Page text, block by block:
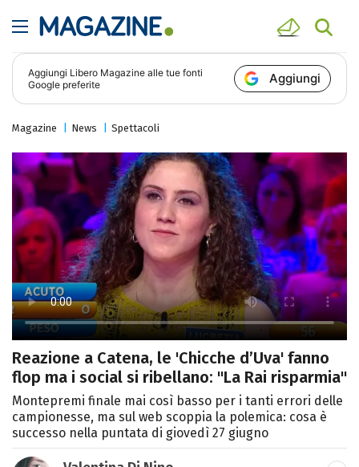
Aggiungi Libero Magazine alle tue fonti
Google preferite
Aggiungi
Magazine News Spettacoli
Reazione a Catena, le 'Chicche d’Uva' fanno
flop ma i social si ribellano: "La Rai risparmia"
Montepremi finale mai così basso per i tanti errori delle
campionesse, ma sul web scoppia la polemica: cosa è
successo nella puntata di giovedì 27 giugno